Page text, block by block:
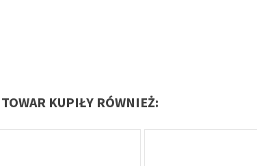
KUPIŁY RÓWNIEŻ: